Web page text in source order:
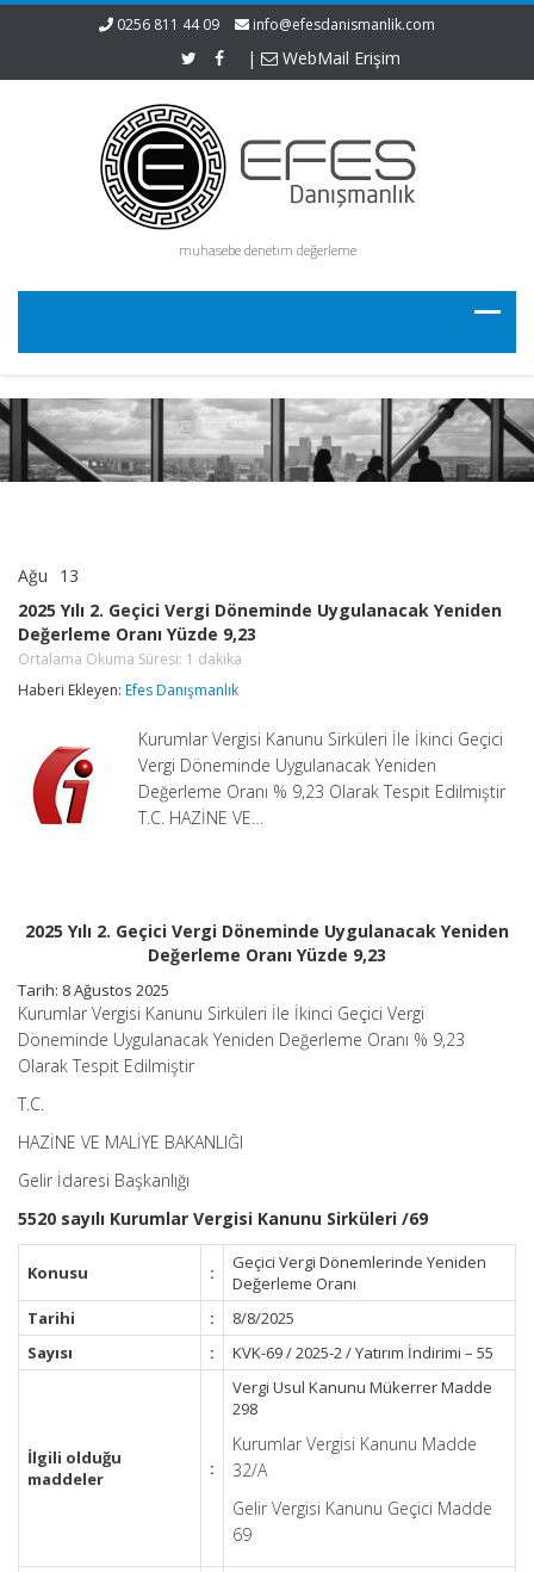
0256 811 44 09 info@efesdanismanlik.com
| WebMail Erişim
muhasebe denetim değerleme
Ağu 13
2.
Geçici
Vergi
Uygulanacak
Değerleme
Oranı
Yüzde
Ortalama
2025 Yılı 2. Geçici Vergi Döneminde Uygulanacak Yeniden
Değerleme Oranı Yüzde 9,23
Ortalama Okuma Süresi: 1 dakika
Haberi Ekleyen: Efes Danışmanlık
Kurumlar Vergisi Kanunu Sirküleri İle İkinci Geçici
Vergi Döneminde Uygulanacak Yeniden
Değerleme Oranı % 9,23 Olarak Tespit Edilmiştir
T.C. HAZİNE VE…
2025 Yılı 2. Geçici Vergi Döneminde Uygulanacak Yeniden
Değerleme Oranı Yüzde 9,23
Tarih: 8 Ağustos 2025
Kurumlar Vergisi Kanunu Sirküleri İle İkinci Geçici Vergi
Döneminde Uygulanacak Yeniden Değerleme Oranı % 9,23
Olarak Tespit Edilmiştir
T.C.
HAZİNE VE MALİYE BAKANLIĞI
Gelir İdaresi Başkanlığı
5520 sayılı Kurumlar Vergisi Kanunu Sirküleri /69
Konusu :
Geçici Vergi Dönemlerinde Yeniden
Değerleme Oranı
Tarihi
:
8/8/2025
Sayısı
: KVK-69 / 2025-2 / Yatırım İndirimi – 55
İlgili olduğu
maddeler
:
Vergi Usul Kanunu Mükerrer Madde
298
Kurumlar Vergisi Kanunu Madde
32/A
Gelir Vergisi Kanunu Geçici Madde
69